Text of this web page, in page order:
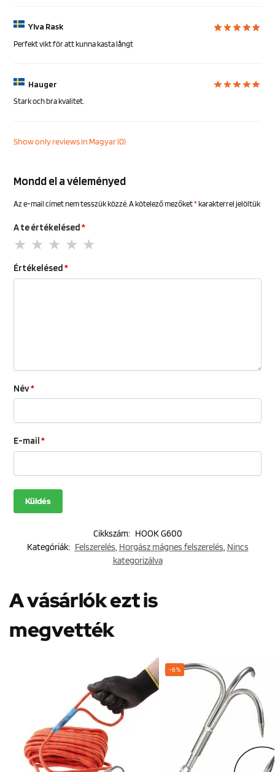
Ylva Rask
Perfekt vikt för att kunna kasta långt
Hauger
Stark och bra kvalitet.
Show only reviews in Magyar (0)
Mondd el a véleményed
Az e-mail címet nem tesszük közzé. A kötelező mezőket*karakterrel jelöltük
A te értékelésed*
Értékelésed*
Név*
E-mail*
Cikkszám: HOOK G600
Kategóriák: Felszerelés, Horgász mágnes felszerelés, Nincs
kategorizálva
A vásárlók ezt is
megvették
-6%